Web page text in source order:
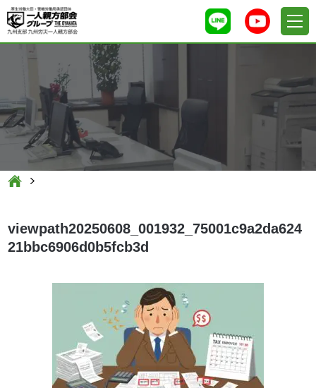
viewpath20250608_001932_75001c9a2da624
21bbc6906d0b5fcb3d